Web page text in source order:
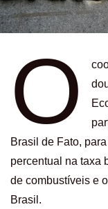
O
Brasil de Fato,
percentual na taxa
de combustíveis e
Brasil.